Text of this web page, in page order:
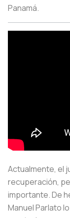
Panamá.
Actualmente, el
recuperación,
importante. De
Manuel Parlato